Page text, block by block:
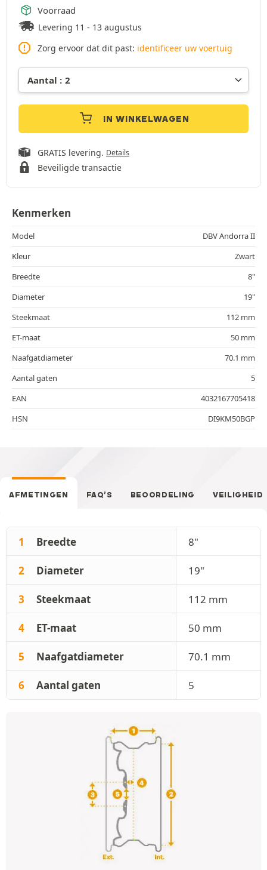
Voorraad
Levering 11 - 13 augustus
Zorg ervoor dat dit past: identificeer uw voertuig
IN WINKELWAGEN
GRATIS levering. Details
Beveiligde transactie
Kenmerken
Model
DBV Andorra II
Kleur
Zwart
Breedte
8"
Diameter
19"
Steekmaat
112 mm
ET-maat
50 mm
Naafgatdiameter
70.1 mm
Aantal gaten
5
EAN
4032167705418
HSN
DI9KM50BGP
AFMETINGEN FAQ’S BEOORDELING VEILIGHEID
1 Breedte 8"
2 Diameter 19"
3 Steekmaat 112 mm
4 ET-maat 50 mm
5 Naafgatdiameter 70.1 mm
6 Aantal gaten 5